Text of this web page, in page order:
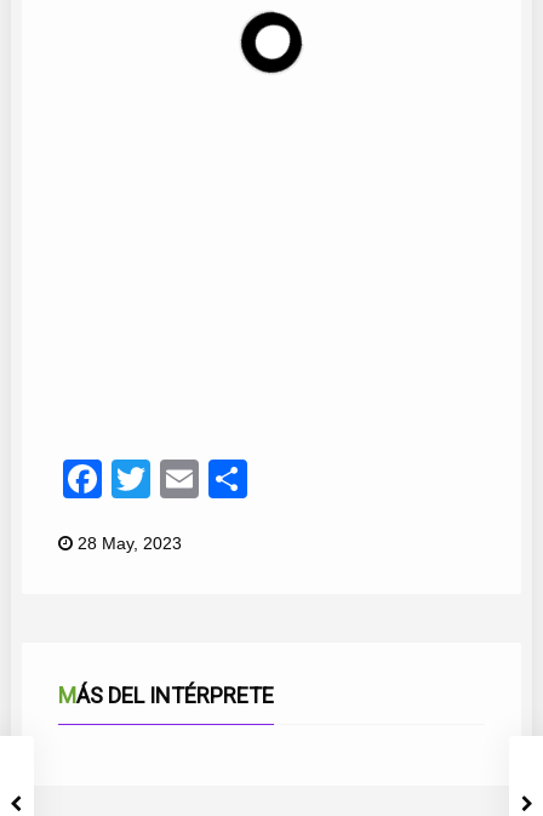
Facebook
TwitterEmail
28 May, 2023
MÁS DEL INTÉRPRETE